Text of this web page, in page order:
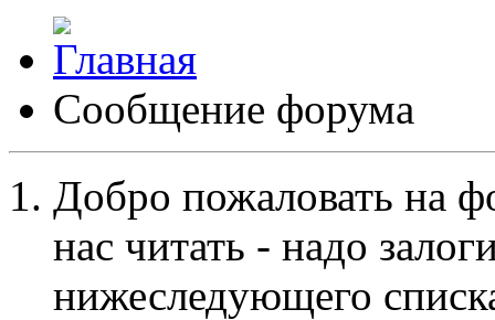
Сообщение форума
Добро пожаловать на
нас читать - надо
нижеследующего